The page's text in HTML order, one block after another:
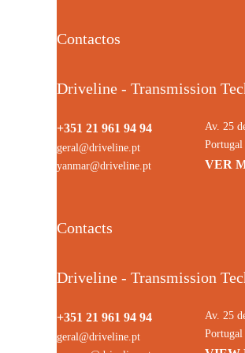
Contactos
Driveline - Transmission
+351 21 961 94 94
geral@driveline.pt
yanmar@driveline.pt
Av. 25
Portugal
VER
Contacts
Driveline - Transmission
+351 21 961 94 94
geral@driveline.pt
Av. 25
Portugal